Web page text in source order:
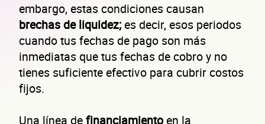
embargo, estas condiciones causan
brechas de liquidez;es decir, esos periodos
cuando tus fechas de pago son más
inmediatas que tus fechas de cobro y no
tienes suficiente efectivo para cubrir costos
fijos.
Una línea definanciamientoen la